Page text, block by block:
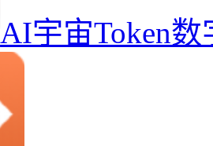
AI宇宙Token